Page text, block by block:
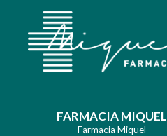
FARMACIA MIQUEL
Farmacia Miquel